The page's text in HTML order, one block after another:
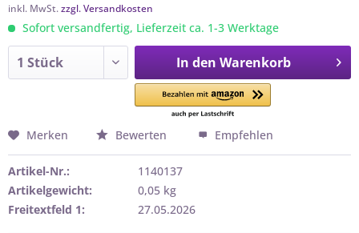
inkl. MwSt.zzgl. Versandkosten
Sofort versandfertig, Lieferzeit ca. 1-3 Werktage
In den Warenkorb
Merken Bewerten Empfehlen
Artikel-Nr.:
1140137
Artikelgewicht:
0,05 kg
Freitextfeld 1:
27.05.2026